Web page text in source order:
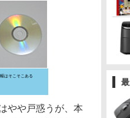
はそこそこある
やや戸惑うが、本